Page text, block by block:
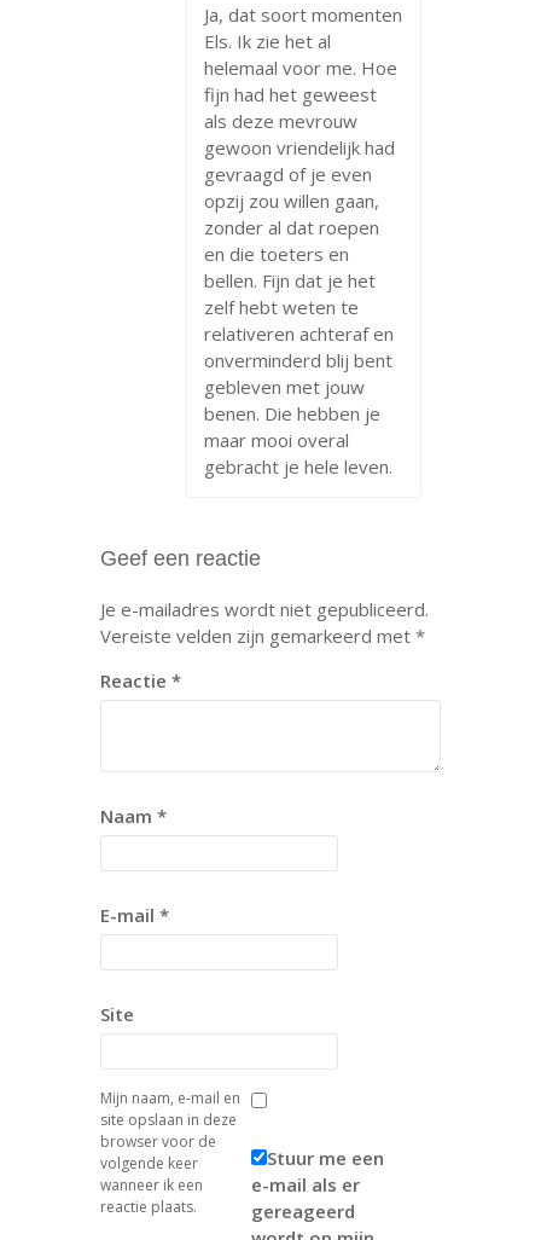
Ja, dat soort momenten
Els. Ik zie het al
helemaal voor me. Hoe
fijn had het geweest
als deze mevrouw
gewoon vriendelijk had
gevraagd of je even
opzij zou willen gaan,
zonder al dat roepen
en die toeters en
bellen. Fijn dat je het
zelf hebt weten te
relativeren achteraf en
onverminderd blij bent
gebleven met jouw
benen. Die hebben je
maar mooi overal
gebracht je hele leven.
Geef een reactie
Je e-mailadres wordt niet gepubliceerd.
Vereiste velden zijn gemarkeerd met *
Reactie *
Naam *
E-mail *
Site
Mijn naam, e-mail en
site opslaan in deze
browser voor de
volgende keer
wanneer ik een
reactie plaats.
Stuur me een
e-mail als er
gereageerd